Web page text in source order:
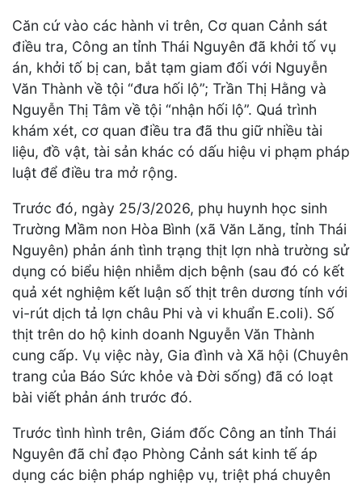
Căn cứ vào các hành vi trên, Cơ quan Cảnh sát
điều tra, Công an tỉnh Thái Nguyên đã khởi tố vụ
án, khởi tố bị can, bắt tạm giam đối với Nguyễn
Văn Thành về tội “đưa hối lộ”; Trần Thị Hằng và
Nguyễn Thị Tâm về tội “nhận hối lộ”. Quá trình
khám xét, cơ quan điều tra đã thu giữ nhiều tài
liệu, đồ vật, tài sản khác có dấu hiệu vi phạm pháp
luật để điều tra mở rộng.
Trước đó, ngày 25/3/2026, phụ huynh học sinh
Trường Mầm non Hòa Bình (xã Văn Lăng, tỉnh Thái
Nguyên) phản ánh tình trạng thịt lợn nhà trường sử
dụng có biểu hiện nhiễm dịch bệnh (sau đó có kết
quả xét nghiệm kết luận số thịt trên dương tính với
vi-rút dịch tả lợn châu Phi và vi khuẩn E.coli). Số
thịt trên do hộ kinh doanh Nguyễn Văn Thành
cung cấp. Vụ việc này, Gia đình và Xã hội (Chuyên
trang của Báo Sức khỏe và Đời sống) đã có loạt
bài viết phản ánh trước đó.
Trước tình hình trên, Giám đốc Công an tỉnh Thái
Nguyên đã chỉ đạo Phòng Cảnh sát kinh tế áp
dụng các biện pháp nghiệp vụ, triệt phá chuyên